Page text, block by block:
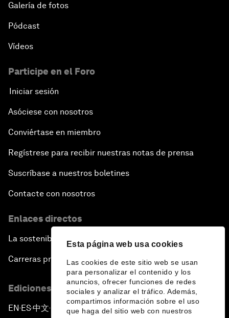
Esta página web usa cookies
Las cookies de este sitio web se usan
para personalizar el contenido y los
anuncios, ofrecer funciones de redes
sociales y analizar el tráfico. Además,
compartimos información sobre el uso
que haga del sitio web con nuestros
Galería de fotos
Pódcast
Vídeos
Participe en el Foro
Iniciar sesión
Asóciese con nosotros
Conviértase en miembro
Regístrese para recibir nuestras notas de prensa
Suscríbase a nuestros boletines
Contacte con nosotros
Enlaces directos
La sostenibilidad en el Foro
Carreras profesionales
Ediciones en otros idiomas
EN ▪ES▪中文▪ 日本語